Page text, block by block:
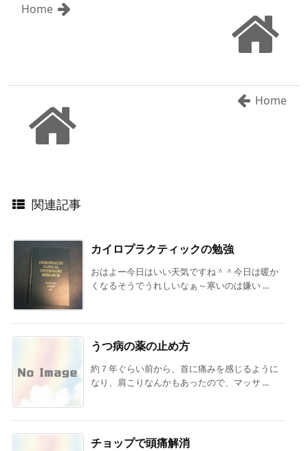
Home
Home
関連記事
カイロプラクティックの勉強
おはよー今日はいい天気ですね＾＾今日は暖か
くなるそうでうれしいなぁ～寒いのは嫌い ...
うつ病の薬の止め方
約７年ぐらい前から、首に痛みを感じるように
なり、肩こりなんかもあったので、マッサ ...
チョップで頭痛解消